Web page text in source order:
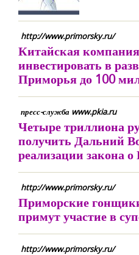
http://www.primorsky.ru/
Китайская
инвестировать в
Приморья до 100
пресс-служба www.pkia.ru
Четыре триллиона
получить Дальний
реализации закона
http://www.primorsky.ru/
Приморские
примут участие в
http://www.primorsky.ru/